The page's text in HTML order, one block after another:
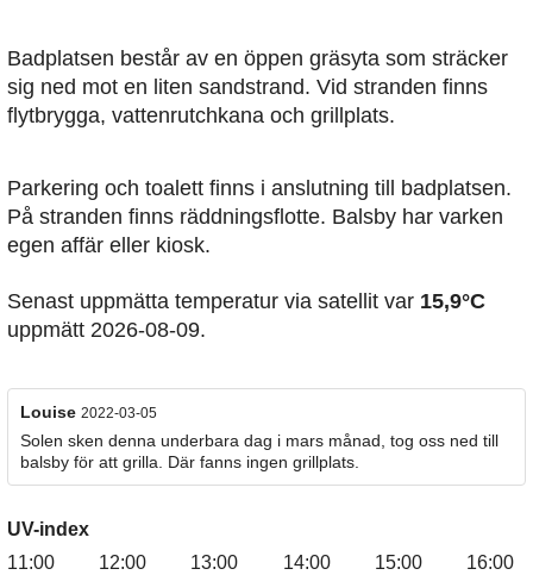
Badplatsen består av en öppen gräsyta som sträcker
sig ned mot en liten sandstrand. Vid stranden finns
flytbrygga, vattenrutchkana och grillplats.
Parkering och toalett finns i anslutning till badplatsen.
På stranden finns räddningsflotte. Balsby har varken
egen affär eller kiosk.
Senast uppmätta temperatur via satellit var 15,9°C
uppmätt 2026-08-09.
Louise 2022-03-05
Solen sken denna underbara dag i mars månad, tog oss ned till
balsby för att grilla. Där fanns ingen grillplats.
UV-index
11:00
12:00
13:00
14:00
15:00
16:00